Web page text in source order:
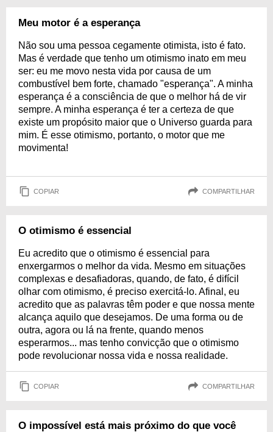
Meu motor é a esperança
Não sou uma pessoa cegamente otimista, isto é fato.
Mas é verdade que tenho um otimismo inato em meu
ser: eu me movo nesta vida por causa de um
combustível bem forte, chamado "esperança". A minha
esperança é a consciência de que o melhor há de vir
sempre. A minha esperança é ter a certeza de que
existe um propósito maior que o Universo guarda para
mim. É esse otimismo, portanto, o motor que me
movimenta!
COPIAR COMPARTILHAR
O otimismo é essencial
Eu acredito que o otimismo é essencial para
enxergarmos o melhor da vida. Mesmo em situações
complexas e desafiadoras, quando, de fato, é difícil
olhar com otimismo, é preciso exercitá-lo. Afinal, eu
acredito que as palavras têm poder e que nossa mente
alcança aquilo que desejamos. De uma forma ou de
outra, agora ou lá na frente, quando menos
esperarmos... mas tenho convicção que o otimismo
pode revolucionar nossa vida e nossa realidade.
COPIAR COMPARTILHAR
O impossível está mais próximo do que você